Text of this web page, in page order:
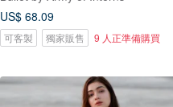
US$ 68.09
可客製 獨家販售 9 人正準備購買